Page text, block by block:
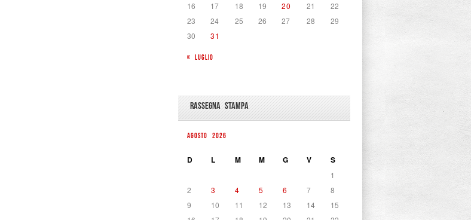
« LUGLIO
16
17 18 19 20 21
22
23
24 25 26 27 28
29
30
31
RASSEGNA STAMPA
AGOSTO 2026
D L M M G V S
1
2
3 4 5 6 7
8
9
10 11 12 13 14
15